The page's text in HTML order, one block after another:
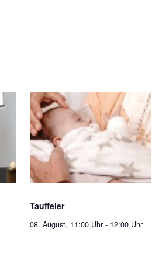
Tauffeier
08. August, 11:00 Uhr - 12:00 Uhr